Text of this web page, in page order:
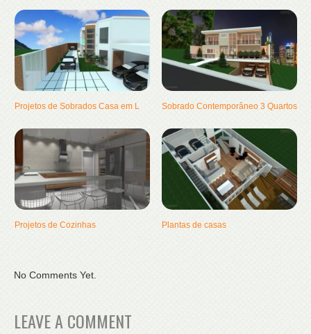
Projetos de Sobrados Casa em L Sobrado Contemporâneo 3 Quartos
Projetos de Cozinhas Plantas de casas
No Comments Yet.
LEAVE A COMMENT